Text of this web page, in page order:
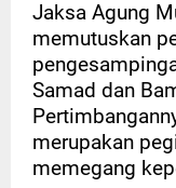
Jaksa Agung
memutuskan
Samad dan
merupakan
memegang